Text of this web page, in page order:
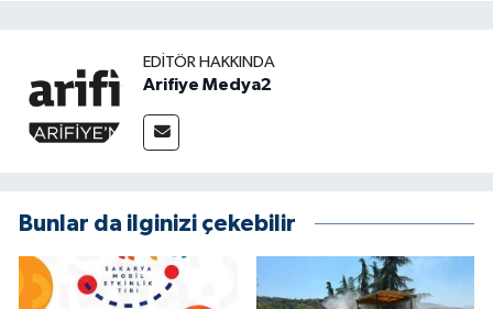
EDITÖR HAKKINDA
Arifiye Medya2
Bunlar da ilginizi çekebilir